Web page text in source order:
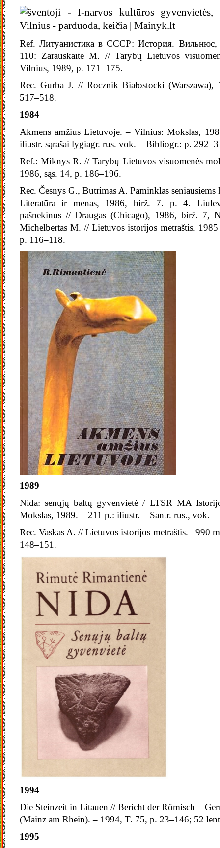
Ref. Литуанистика в СССР: История.
110: Zarauskaitė M. // Tarybų Lietuvos
Vilnius, 1989, p. 171–175.
Rec. Gurba J. // Rocznik Białostocki
517–518.
1984
Akmens amžius Lietuvoje. – Vilnius: Mokslas,
iliustr. sąrašai lygiagr. rus. vok. – Bibliogr.: p.
Ref.: Miknys R. // Tarybų Lietuvos visuomenės
1986, sąs. 14, p. 186–196.
Rec. Česnys G., Butrimas A. Paminklas
Literatūra ir menas, 1986, birž. 7. p. 4.
pašnekinus // Draugas (Chicago), 1986, birž.
Michelbertas M. // Lietuvos istorijos metraštis.
p. 116–118.
1989
Nida: senųjų baltų gyvenvietė / LTSR MA
Mokslas, 1989. – 211 p.: iliustr. – Santr. rus., vok.
Rec. Vaskas A. // Lietuvos istorijos metraštis. 1990
148–151.
1994
Die Steinzeit in Litauen // Bericht der Römisch –
(Mainz am Rhein). – 1994, T. 75, p. 23–146; 52
1995